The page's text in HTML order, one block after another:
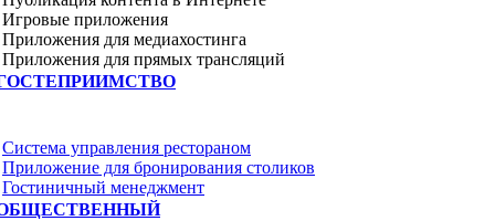
Игровые приложения
Приложения для медиахостинга
Приложения для прямых трансляций
Система управления рестораном
Приложение для бронирования столиков
Гостиничный менеджмент